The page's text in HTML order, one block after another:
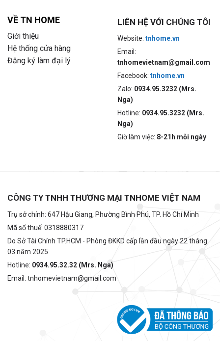
VỀ TN HOME
Giới thiệu
Hệ thống cửa hàng
Đăng ký làm đại lý
LIÊN HỆ VỚI CHÚNG TÔI
Website: tnhome.vn
Email:
tnhomevietnam@gmail.com
Facebook: tnhome.vn
Zalo: 0934.95.3232 (Mrs.
Nga)
Hotline: 0934.95.3232 (Mrs.
Nga)
Giờ làm việc: 8-21h mỗi ngày
CÔNG TY TNHH THƯƠNG MẠI TNHOME VIỆT NAM
Trụ sở chính: 647 Hậu Giang, Phường Bình Phú, TP. Hồ Chí Minh
Mã số thuế: 0318880317
Do Sở Tài Chính TP.HCM - Phòng ĐKKD cấp lần đầu ngày 22 tháng
03 năm 2025
Hotline: 0934.95.32.32 (Mrs. Nga)
Email: tnhomevietnam@gmail.com